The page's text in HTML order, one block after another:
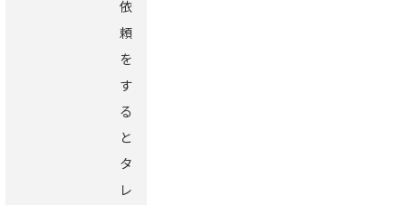
依
頼
を
す
る
と
タ
レ